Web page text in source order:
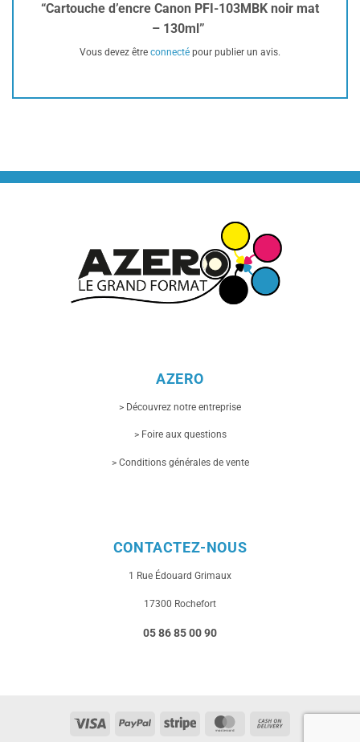
“Cartouche d’encre Canon PFI-103MBK noir mat
– 130ml”
Vous devez être connecté pour publier un avis.
AZERO
> Découvrez notre entreprise
> Foire aux questions
> Conditions générales de vente
CONTACTEZ-NOUS
1 Rue Édouard Grimaux
17300 Rochefort
05 86 85 00 90
Visa PayPal Stripe MasterCard